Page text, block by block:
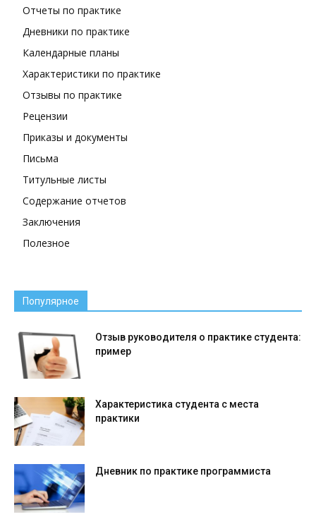
Отчеты по практике
Дневники по практике
Календарные планы
Характеристики по практике
Отзывы по практике
Рецензии
Приказы и документы
Письма
Титульные листы
Содержание отчетов
Заключения
Полезное
Популярное
Отзыв руководителя о практике студента:
пример
Характеристика студента с места
практики
Дневник по практике программиста